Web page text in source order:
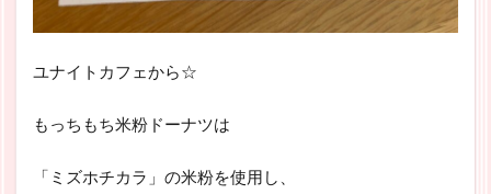
ユナイトカフェから☆
もっちもち米粉ドーナツは
「ミズホチカラ」の米粉を使用し、